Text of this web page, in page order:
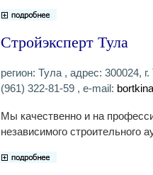
Стройэксперт Тула
регион: Тула , адрес: 300024,
(961) 322-81-59 , e-mail:
Мы качественно и на
независимого строительного